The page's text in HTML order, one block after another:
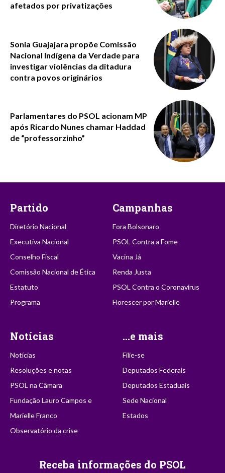
afetados por privatizações
Sonia Guajajara propõe Comissão
Nacional Indígena da Verdade para
investigar violências da ditadura
contra povos originários
Parlamentares do PSOL acionam MP
após Ricardo Nunes chamar Haddad
de “professorzinho”
Partido
Diretório Nacional
Executiva Nacional
Conselho Fiscal
Comissão Nacional de Ética
Estatuto
Programa
Campanhas
Fora Bolsonaro
PSOL Contra a Fome
Vacina Já
Renda Justa
PSOL Contra o Coronavírus
Florescer por Marielle
Notícias
Notícias
Resoluções e notas
PSOL na Câmara
Fundação Lauro Campos e
Marielle Franco
Observatório da crise
...e mais
Filie-se
Deputados Federais
Deputados Estaduais
Sede Nacional
Estados
Receba informações do PSOL